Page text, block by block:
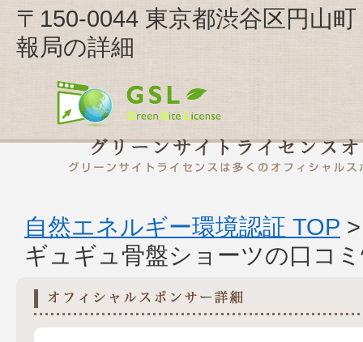
〒150-0044 東京都渋谷区円山
報局の詳細
自然エネルギー環境認証 TOP
ギュギュ骨盤ショーツの口コ